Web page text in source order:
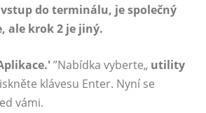
do terminálu, je společný
ale krok 2 je jiný.
”Nabídka vyberte„ utility
klávesu Enter. Nyní se
vámi.